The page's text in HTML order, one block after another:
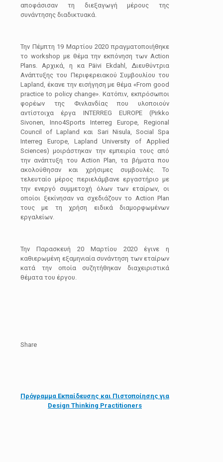
αποφάσισαν τη διεξαγωγή μέρους της
συνάντησης διαδικτυακά.
Την Πέμπτη 19 Μαρτίου 2020 πραγματοποιήθηκε
το workshop με θέμα την εκπόνηση των Action
Plans. Αρχικά, η κα Päivi Ekdahl, Διευθύντρια
Ανάπτυξης του Περιφερειακού Συμβουλίου του
Lapland, έκανε την εισήγηση με θέμα «From good
practice to policy change». Κατόπιν, εκπρόσωποι
φορέων της Φινλανδίας που υλοποιούν
αντίστοιχα έργα INTERREG EUROPE (Pirkko
Sivonen, Inno4Sports Interreg Europe, Regional
Council of Lapland και Sari Nisula, Social Spa
Interreg Europe, Lapland University of Applied
Sciences) μοιράστηκαν την εμπειρία τους από
την ανάπτυξη του Action Plan, τα βήματα που
ακολούθησαν και χρήσιμες συμβουλές. Το
τελευταίο μέρος περιελάμβανε εργαστήριο με
την ενεργό συμμετοχή όλων των εταίρων, οι
οποίοι ξεκίνησαν να σχεδιάζουν το Action Plan
τους με τη χρήση ειδικά διαμορφωμένων
εργαλείων.
Την Παρασκευή 20 Μαρτίου 2020 έγινε η
καθιερωμένη εξαμηνιαία συνάντηση των εταίρων
κατά την οποία συζητήθηκαν διαχειριστικά
θέματα του έργου.
Share
Πρόγραμμα Εκπαίδευσης και Πιστοποίησης για
Design Thinking Practitioners